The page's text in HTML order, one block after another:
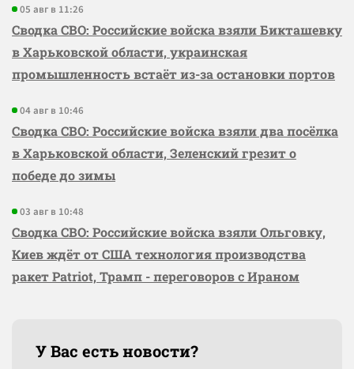
05 авг в 11:26
Сводка СВО: Российские войска взяли Бикташевку
в Харьковской области, украинская
промышленность встаёт из-за остановки портов
04 авг в 10:46
Сводка СВО: Российские войска взяли два посёлка
в Харьковской области, Зеленский грезит о
победе до зимы
03 авг в 10:48
Сводка СВО: Российские войска взяли Ольговку,
Киев ждёт от США технология производства
ракет Patriot, Трамп - переговоров с Ираном
У Вас есть новости?